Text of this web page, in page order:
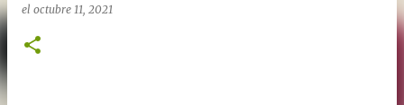
el octubre 11, 2021